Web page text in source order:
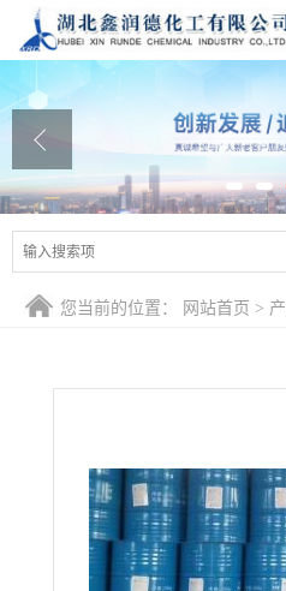
公司首页
公司介绍
公司动态
产品展厅
证书荣誉
您当前的位置： 网站首页 >